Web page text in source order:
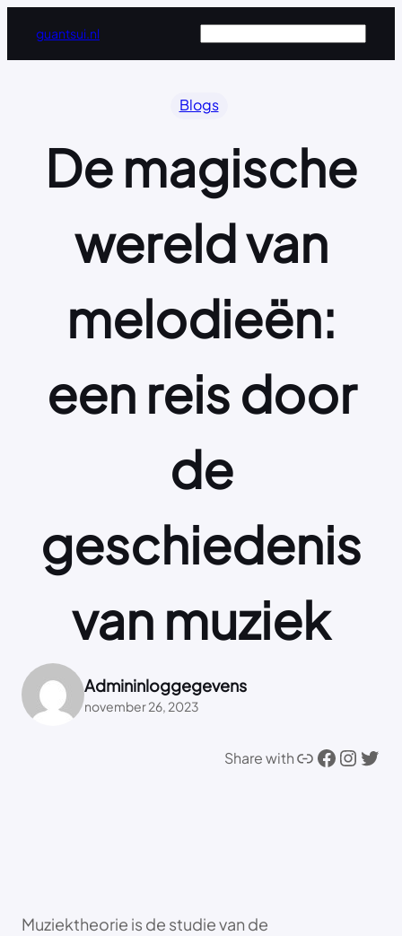
de
guantsui.nl
Blogs
De magische
wereld van
melodieën:
een reis door
de
geschiedenis
van muziek
Admininloggegevens
november 26, 2023
Share withLink Facebook Instagram Twitter
Muziektheorie is de studie van de